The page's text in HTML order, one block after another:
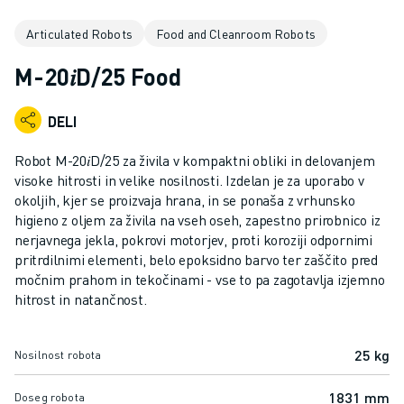
SODELUJOČI ROBOTI
KRMILNIKI ROBOTOV
DODATKI ZA ROBOTE
PROGRAMSKA OPREMA ROBOTOV
PROGRAMSKA OPREMA ZA SIMULACIJO
IZDELKI ZA IZOBRAŽEVALNO ROBOTIKO
AVTOMATIZACIJA ROBOTOV
ROBOTI ZA OBLOČNO VARJENJE
ČLENKASTI ROBOTI
SERIJA ARC MATE
SERIJA M-900
ROBOTI ZA BARVANJE
Articulated Robots Food and Cleanroom Robots
M-20𝑖D/25 Food
DELI
Robot M-20𝑖D/25 za živila v kompaktni obliki in delovanjem
visoke hitrosti in velike nosilnosti. Izdelan je za uporabo v
okoljih, kjer se proizvaja hrana, in se ponaša z vrhunsko
higieno z oljem za živila na vseh oseh, zapestno prirobnico iz
nerjavnega jekla, pokrovi motorjev, proti koroziji odpornimi
pritrdilnimi elementi, belo epoksidno barvo ter zaščito pred
močnim prahom in tekočinami - vse to pa zagotavlja izjemno
hitrost in natančnost.
Nosilnost robota 25 kg
Doseg robota 1831 mm